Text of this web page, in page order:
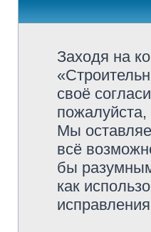
Заходя на
своё
Мы
всё
бы
как